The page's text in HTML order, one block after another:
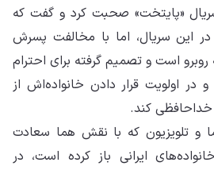
«پایتخت» صحبت کرد و گفت که
این سریال، اما با مخالفت پسرش
است و تصمیم گرفته برای احترام
اولویت قرار دادن خانواده‌اش از
خداحافظی کند.
و تلویزیون که با نقش هما سعادت
ایرانی باز کرده است، در